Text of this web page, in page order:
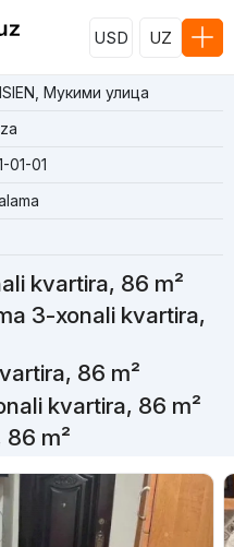
USD UZ
Мукими улица
01-01
kvartira, 86 m²
3-xonali kvartira,
86 m²
kvartira, 86 m²
m²